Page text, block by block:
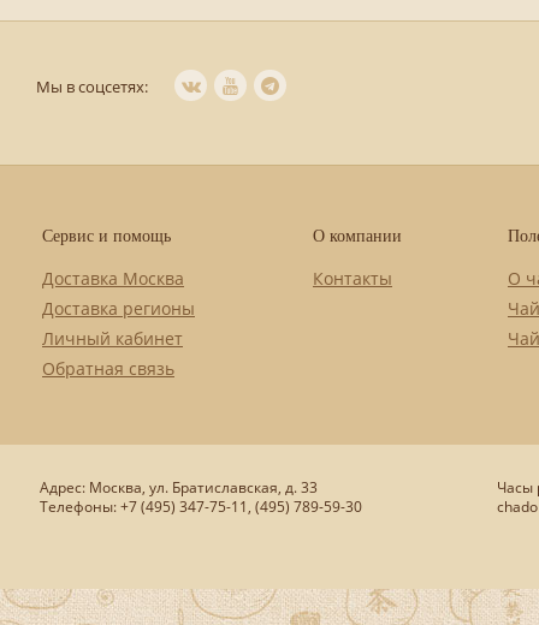
Мы в соцсетях:
Сервис и помощь
Доставка Москва
Доставка регионы
Личный кабинет
Обратная связь
О компании
Контакты
О
Адрес: Москва, ул. Братиславская, д. 33
Телефоны: +7 (495) 347-75-11, (495) 789-59-30
Часы